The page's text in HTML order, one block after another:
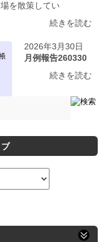
を散策してい
続きを読む
2026年3月30日
月例報告260330
続きを読む